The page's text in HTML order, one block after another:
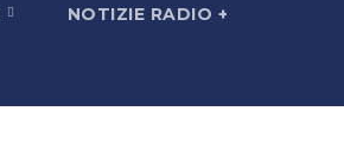
NOTIZIE RADIO +